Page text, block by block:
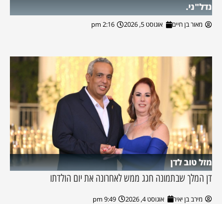
נדל"ני.
מאור בן חיים אוגוסט 5, 2026 2:16 pm
מזל טוב לדן
דן המלך שבתמונה חגג ממש לאחרונה את יום הולדתו
מירב בן יאיר אוגוסט 4, 2026 9:49 pm